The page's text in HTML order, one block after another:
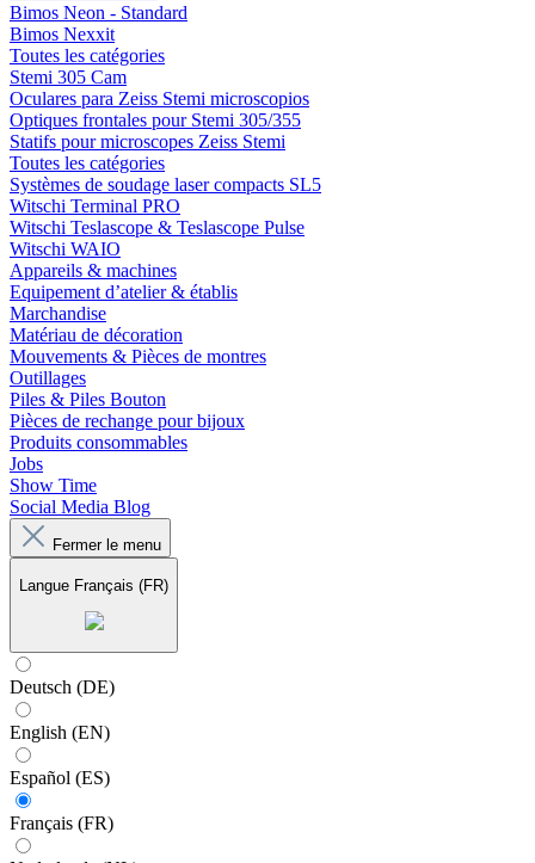
Bimos Neon - Standard
Bimos Nexxit
Toutes les catégories
Stemi 305 Cam
Oculares para Zeiss Stemi microscopios
Optiques frontales pour Stemi 305/355
Statifs pour microscopes Zeiss Stemi
Toutes les catégories
Systèmes de soudage laser compacts SL5
Witschi Terminal PRO
Witschi Teslascope & Teslascope Pulse
Witschi WAIO
Appareils & machines
Equipement d’atelier & établis
Marchandise
Matériau de décoration
Mouvements & Pièces de montres
Outillages
Piles & Piles Bouton
Pièces de rechange pour bijoux
Produits consommables
Jobs
Show Time
Social Media Blog
Fermer le menu
Langue Français (FR)
Deutsch (DE)
English (EN)
Español (ES)
Français (FR)